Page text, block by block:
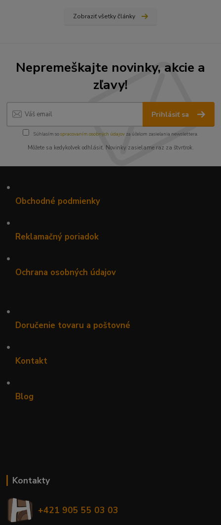
Zobraziť všetky články
Nepremeškajte novinky, akcie a
zľavy!
Prihlásiť sa
Súhlasím sospracovaním osobných údajov za účelom zasielania newslettera.
Môžete sa kedykoľvek odhlásiť. Novinky zasielame raz za štvrťrok.
•
Obchodné podmienky
•
Reklamačný poriadok
•
Ochrana osobných údajov
•
Doručenie tovaru a poštovné
•
Kontakt
•
Blog
Kontakty
+421 905 55 03 03